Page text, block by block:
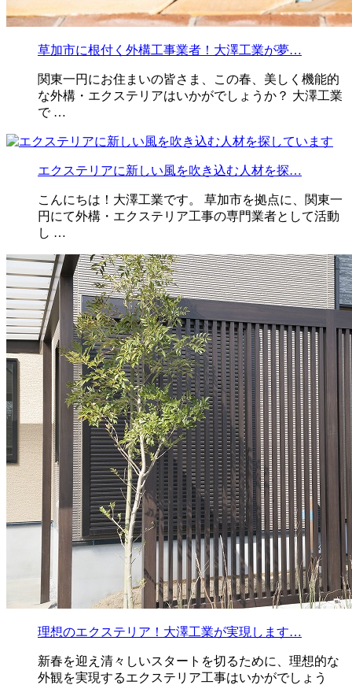
草加市に根付く外構工事業者！大澤工業が夢…
関東一円にお住まいの皆さま、この春、美しく機能的
な外構・エクステリアはいかがでしょうか？ 大澤工業
で …
エクステリアに新しい風を吹き込む人材を探…
こんにちは！大澤工業です。 草加市を拠点に、関東一
円にて外構・エクステリア工事の専門業者として活動
し …
理想のエクステリア！大澤工業が実現します…
新春を迎え清々しいスタートを切るために、理想的な
外観を実現するエクステリア工事はいかがでしょう